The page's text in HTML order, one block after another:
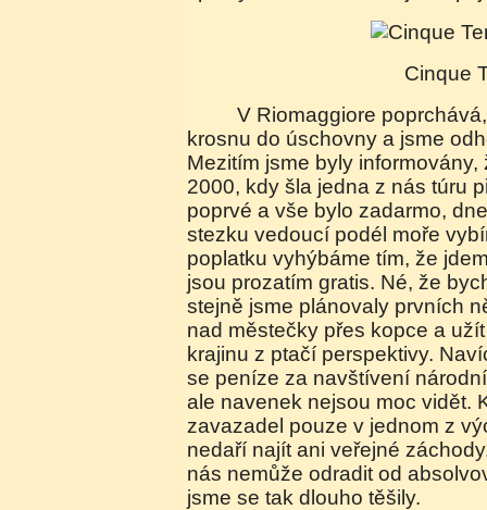
Cinque
V Riomaggiore poprchává, ale přesto dáváme
krosnu do úschovny a jsme
Mezitím jsme byly
2000, kdy šla jedna z nás túru
poprvé a vše bylo zadarmo,
stezku vedoucí podél moře
poplatku vyhýbáme tím, že
jsou prozatím gratis. Né, že
stejně jsme plánovaly prvních
nad městečky přes kopce a
krajinu z ptačí perspektivy.
se peníze za navštívení
ale navenek nejsou moc vidět.
zavazadel pouze v jednom z
nedaří najít ani veřejné
nás nemůže odradit od
jsme se tak dlouho těšily.